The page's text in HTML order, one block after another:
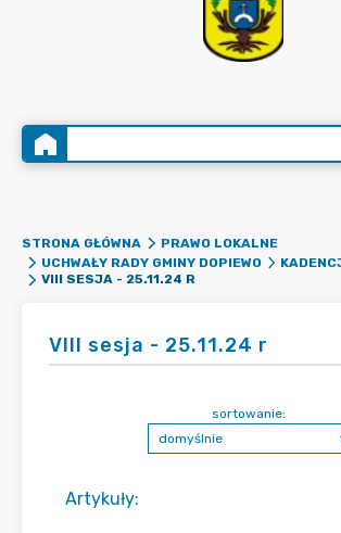
STRONA GŁÓWNA
PRAWO LOKALNE
UCHWAŁY RADY GMINY DOPIEWO
VIII SESJA - 25.11.24 R
VIII sesja - 25.11.24 r
Artykuły:
sortowanie: